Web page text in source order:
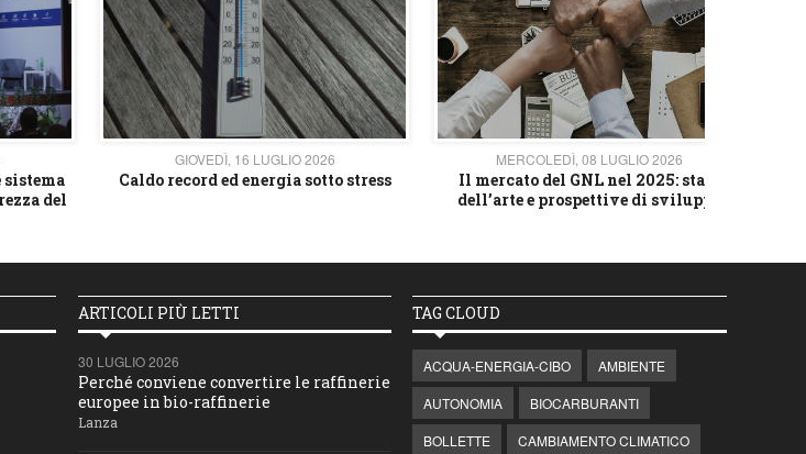
sistema
del
GIOVEDÌ, 16 LUGLIO 2026
Caldo record ed energia sotto stress
MERCOLEDÌ, 08 LUGLIO 2026
Il mercato del GNL nel 2025: stato
dell’arte e prospettive di sviluppo
ARTICOLI PIÙ LETTI
30 LUGLIO 2026
Perché conviene convertire le raffinerie
europee in bio-raffinerie
Lanza
TAG CLOUD
ACQUA-ENERGIA-CIBO
AMBIENTE
AUTONOMIA
BIOCARBURANTI
BOLLETTE
CAMBIAMENTO CLIMATICO